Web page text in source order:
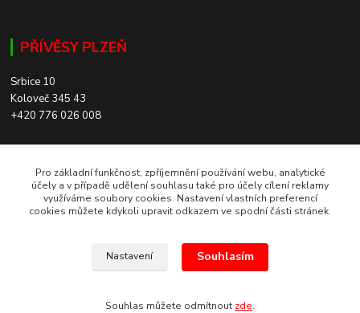
PŘÍVĚSY PLZEŇ
Srbice 10
Koloveč 345 43
+420 776 026 008
SKLADEM 200+ PŘÍVĚSŮ
Planá nad Lužnicí 391 11
Pro základní funkčnost, zpříjemnění používání webu, analytické
účely a v případě udělení souhlasu také pro účely cílení reklamy
využíváme soubory cookies. Nastavení vlastních preferencí
cookies můžete kdykoli upravit odkazem ve spodní části stránek.
Nastavení Souhlasím
Souhlas můžete odmítnout zde.